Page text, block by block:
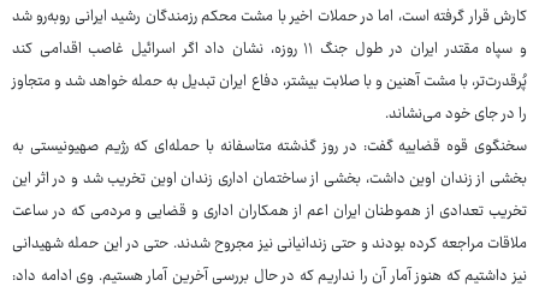
کارش قرار گرفته است، اما در حملات اخیر با مشت محکم رزمندگان رشید ایرانی روبه‌رو شد
و سپاه مقتدر ایران در طول جنگ ۱۱ روزه، نشان داد اگر اسرائیل غاصب اقدامی کند
پُرقدرت‌تر، با مشت آهنین و با صلابت بیشتر، دفاع ایران تبدیل به حمله خواهد شد و متجاوز
را در جای خود می‌نشاند.
سخنگوی قوه قضاییه گفت: در روز گذشته متاسفانه با حمله‌ای که رژیم صهیونیستی به
بخشی از زندان اوین داشت، بخشی از ساختمان اداری زندان اوین تخریب شد و در اثر این
تخریب تعدادی از هموطنان ایران اعم از همکاران اداری و قضایی و مردمی که در ساعت
ملاقات مراجعه کرده بودند و حتی زندانیانی نیز مجروح شدند. حتی در این حمله شهیدانی
نیز داشتیم که هنوز آمار آن را نداریم که در حال بررسی آخرین آمار هستیم. وی ادامه داد: